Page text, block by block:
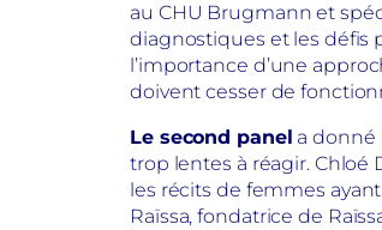
au CHU Brugmann et
diagnostiques et les défis
l’importance d’une
doivent cesser de
Le second panel a donné
trop lentes à réagir. Chloé
les récits de femmes
Raïssa, fondatrice de